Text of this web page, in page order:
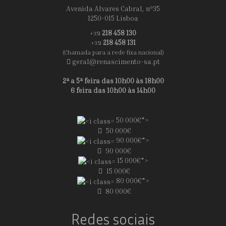
Avenida Alvares Cabral, nº35
1250-015 Lisboa
+351 218 458 130
+351 218 458 131
(Chamada para a rede fixa nacional)
geral@renascimento-sa.pt
2ª a 5ª feira das 10h00 às 18h00
6 feira das 10h00 às 14h00
50 000€">
50 000€
90 000€">
90 000€
15 000€">
15 000€
80 000€">
80 000€
Redes sociais